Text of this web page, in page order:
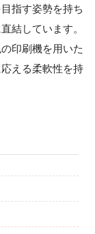
指す姿勢を持ち
結しています。
印刷機を用いた
える柔軟性を持